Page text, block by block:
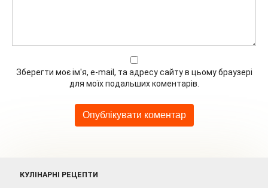
Зберегти моє ім'я, e-mail, та адресу сайту в цьому браузері
для моїх подальших коментарів.
КУЛІНАРНІ РЕЦЕПТИ